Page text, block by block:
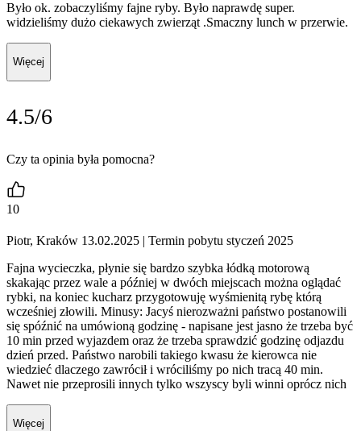
Było ok. zobaczyliśmy fajne ryby. Było naprawdę super.
widzieliśmy dużo ciekawych zwierząt .Smaczny lunch w przerwie.
Więcej
4.5/6
Czy ta opinia była pomocna?
10
Piotr, Kraków 13.02.2025 | Termin pobytu styczeń 2025
Fajna wycieczka, płynie się bardzo szybka łódką motorową
skakając przez wale a później w dwóch miejscach można oglądać
rybki, na koniec kucharz przygotowuję wyśmienitą rybę którą
wcześniej złowili. Minusy: Jacyś nierozważni państwo postanowili
się spóźnić na umówioną godzinę - napisane jest jasno że trzeba być
10 min przed wyjazdem oraz że trzeba sprawdzić godzinę odjazdu
dzień przed. Państwo narobili takiego kwasu że kierowca nie
wiedzieć dlaczego zawrócił i wróciliśmy po nich tracą 40 min.
Nawet nie przeprosili innych tylko wszyscy byli winni oprócz nich
Więcej